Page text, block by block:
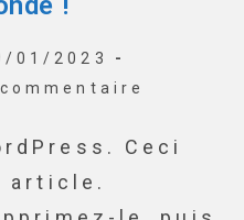
01/2023
Ceci
article.